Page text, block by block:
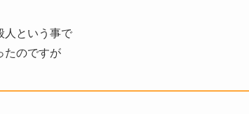
人という事で
たのですが